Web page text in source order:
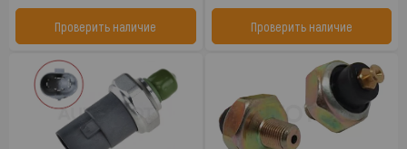
Проверить наличие Проверить наличие